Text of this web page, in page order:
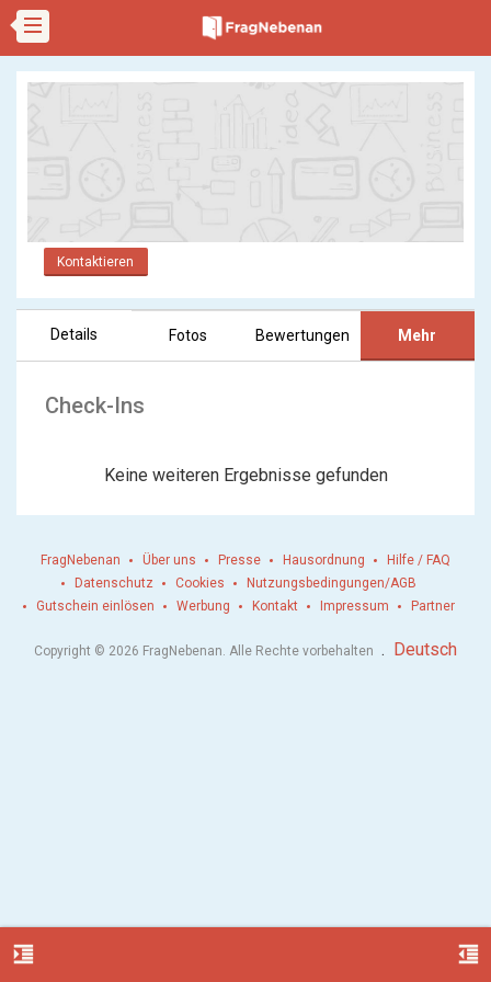
Kontaktieren
Details Fotos Bewertungen Mehr
Check-Ins
Keine weiteren Ergebnisse gefunden
format_indent_increase format_indent_decrease
FragNebenan Über uns Presse Hausordnung
Hilfe / FAQ
Datenschutz
Cookies
Nutzungsbedingungen/AGB
Gutschein einlösen
Werbung Kontakt Impressum Partner
Copyright © 2026 FragNebenan. Alle Rechte vorbehalten . Deutsch